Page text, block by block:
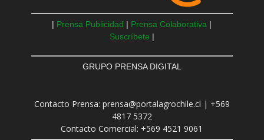
| Prensa Publicidad | Prensa Colaborativa |
Suscríbete |
GRUPO PRENSA DIGITAL
Contacto Prensa: prensa@portalagrochile.cl | +569
4817 5372
Contacto Comercial: +569 4521 9061